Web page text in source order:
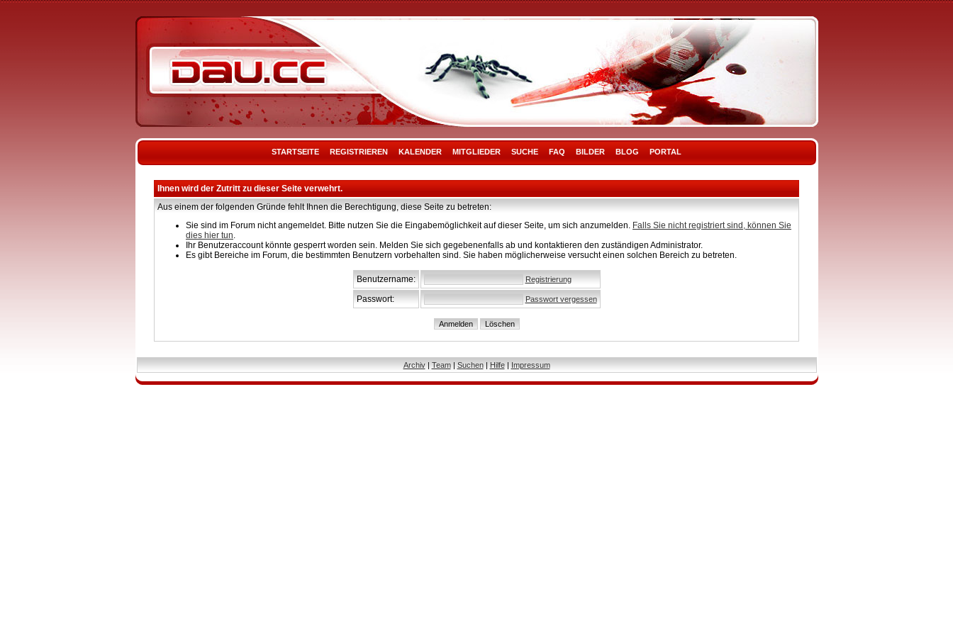
STARTSEITE REGISTRIEREN KALENDER MITGLIEDER SUCHE FAQ BILDER BLOG PORTAL
Ihnen wird der Zutritt zu dieser Seite verwehrt.
Aus einem der folgenden Gründe fehlt Ihnen die Berechtigung, diese Seite zu betreten:
Sie sind im Forum nicht angemeldet. Bitte nutzen Sie die Eingabemöglichkeit auf dieser Seite, um sich anzumelden. Falls Sie nicht registriert sind, können Sie
dies hier tun.
Ihr Benutzeraccount könnte gesperrt worden sein. Melden Sie sich gegebenenfalls ab und kontaktieren den zuständigen Administrator.
Es gibt Bereiche im Forum, die bestimmten Benutzern vorbehalten sind. Sie haben möglicherweise versucht einen solchen Bereich zu betreten.
Benutzername: Registrierung
Passwort: Passwort vergessen
Archiv| Team| Suchen| Hilfe| Impressum